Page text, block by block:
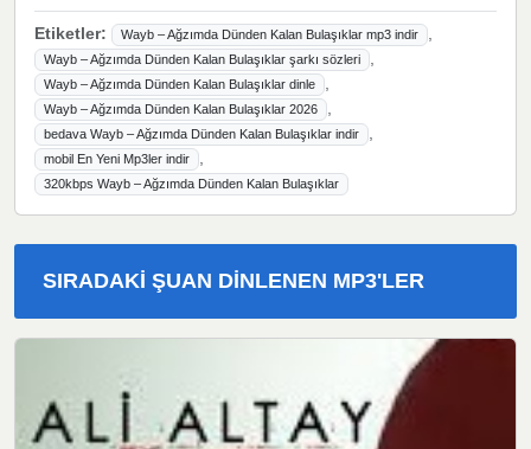
Etiketler: Wayb – Ağzımda Dünden Kalan Bulaşıklar mp3 indir ,
Wayb – Ağzımda Dünden Kalan Bulaşıklar şarkı sözleri ,
Wayb – Ağzımda Dünden Kalan Bulaşıklar dinle ,
Wayb – Ağzımda Dünden Kalan Bulaşıklar 2026 ,
bedava Wayb – Ağzımda Dünden Kalan Bulaşıklar indir ,
mobil En Yeni Mp3ler indir ,
320kbps Wayb – Ağzımda Dünden Kalan Bulaşıklar
SIRADAKI ŞUAN DINLENEN MP3'LER